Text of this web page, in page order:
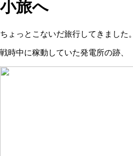
小旅へ
ちょっとこないだ旅行してきました。
戦時中に稼動していた発電所の跡、